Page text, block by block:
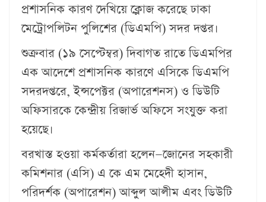
প্রশাসনিক কারণ দেখিয়ে ক্লোজ করেছে ঢাকা
মেট্রোপলিটন পুলিশের (ডিএমপি) সদর দপ্তর।
শুক্রবার (১৯ সেপ্টেম্বর) দিবাগত রাতে ডিএমপির
এক আদেশে প্রশাসনিক কারণে এসিকে ডিএমপি
সদরদপ্তরে, ইন্সপেক্টর (অপারেশনস) ও ডিউটি
অফিসারকে কেন্দ্রীয় রিজার্ভ অফিসে সংযুক্ত করা
হয়েছে।
বরখাস্ত হওয়া কর্মকর্তারা হলেন—জোনের সহকারী
কমিশনার (এসি) এ কে এম মেহেদী হাসান,
পরিদর্শক (অপারেশন) আব্দুল আলীম এবং ডিউটি